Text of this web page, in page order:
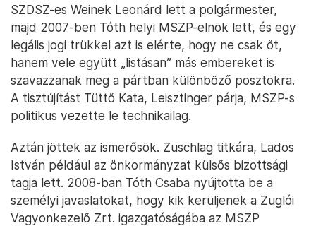
SZDSZ-es Weinek Leonárd lett a polgármester,
majd 2007-ben Tóth helyi MSZP-elnök lett, és egy
legális jogi trükkel azt is elérte, hogy ne csak őt,
hanem vele együtt „listásan” más embereket is
szavazzanak meg a pártban különböző posztokra.
A tisztújítást Tüttő Kata, Leisztinger párja, MSZP-s
politikus vezette le technikailag.
Aztán jöttek az ismerősök. Zuschlag titkára, Lados
István például az önkormányzat külsős bizottsági
tagja lett. 2008-ban Tóth Csaba nyújtotta be a
személyi javaslatokat, hogy kik kerüljenek a Zuglói
Vagyonkezelő Zrt. igazgatóságába az MSZP